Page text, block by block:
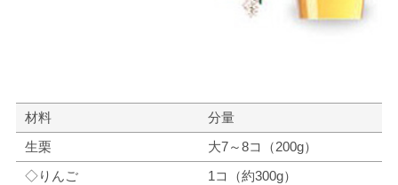
材料
分量
生栗
大7～8コ（200g）
◇りんご
1コ（約300g）